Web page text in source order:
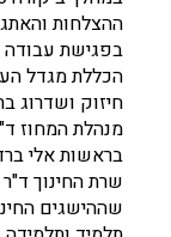
ההצלחות
בפגישת עבודה
הכללת מגדל
חיזוק ושדרוג
מנהלת המחוז
בראשות אלי
שרת החינוך
שההישגים